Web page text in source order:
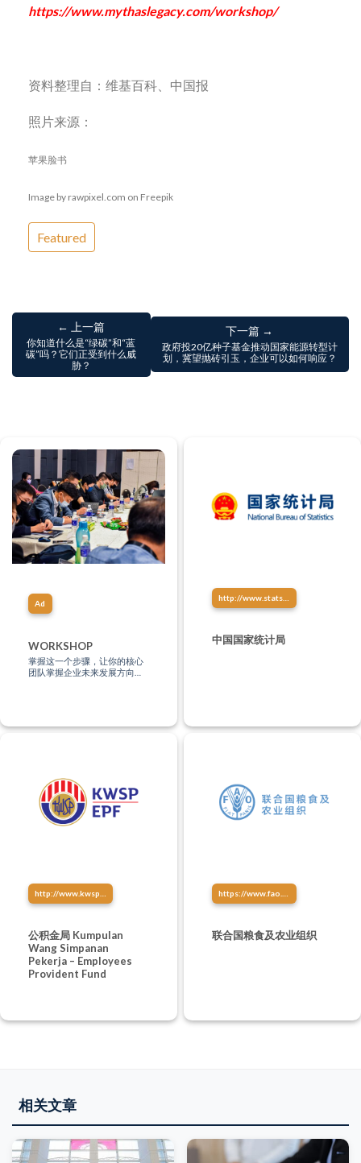
https://www.mythaslegacy.com/workshop/
资料整理自：维基百科、中国报
照片来源：
苹果脸书
Image by rawpixel.com on Freepik
Featured
← 上一篇
你知道什么是“绿碳”和“蓝
碳”吗？它们正受到什么威
胁？
下一篇 →
政府投20亿种子基金推动国家能源转型计
划，冀望抛砖引玉，企业可以如何响应？
Ad
WORKSHOP
掌握这一个步骤，让你的核心
团队掌握企业未来发展方向、
http://www.stats.gov.cn/
中国国家统计局
公积金局 Kumpulan
Wang Simpanan
Pekerja – Employees
Provident Fund
联合国粮食及农业组织
相关文章